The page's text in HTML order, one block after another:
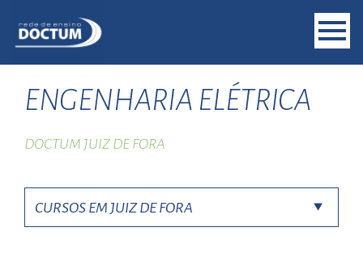
ENGENHARIA ELÉTRICA
DOCTUM JUIZ DE FORA